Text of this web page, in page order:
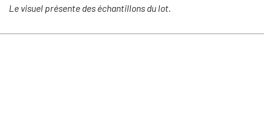
Le visuel présente des échantillons du lot.